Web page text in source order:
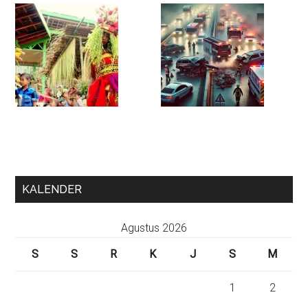
KALENDER
Agustus 2026
S
S R K J S M
1 2